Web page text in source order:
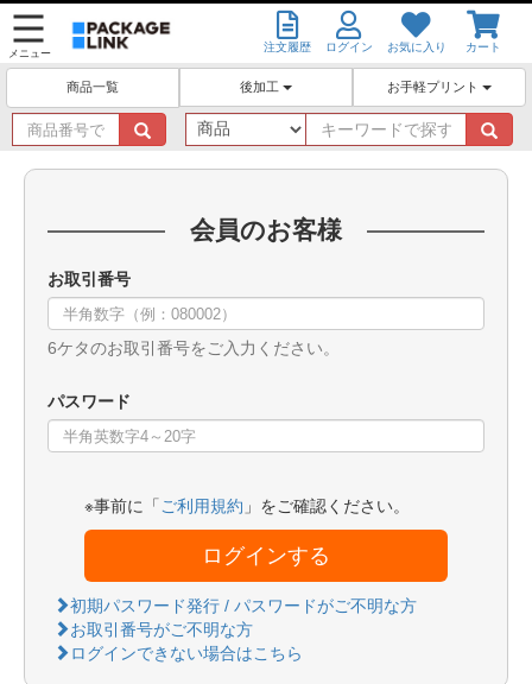
メニュー 注文履歴 ログイン お気に入り カート
商品一覧 後加工 お手軽プリント
商
品
番
キ
ー
ワ
会員のお客様
お取引番号
6ケタのお取引番号をご入力ください。
パスワード
※事前に「 ご利用規約 」をご確認ください。
ログインする
初期パスワード発行 / パスワードがご不明な方
お取引番号がご不明な方
ログインできない場合はこちら